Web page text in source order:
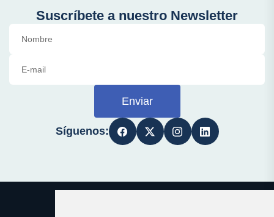
Suscríbete a nuestro Newsletter
Enviar
Síguenos: